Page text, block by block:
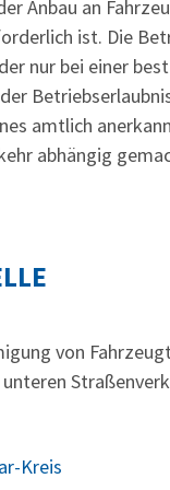
Anbau an
ist. Die
nur bei einer
amtlich
abhängig
von
unteren
Kreis